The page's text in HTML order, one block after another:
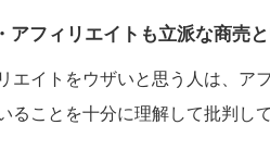
アフィリエイトも立派な商売
エイトをウザいと思う人は、ア
ることを十分に理解して批判し